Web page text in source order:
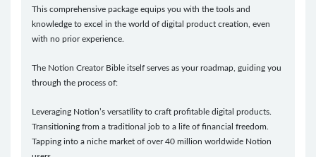
This comprehensive package equips you with the tools and
knowledge to excel in the world of digital product creation, even
with no prior experience.
The Notion Creator Bible itself serves as your roadmap, guiding you
through the process of:
Leveraging Notion’s versatility to craft profitable digital products.
Transitioning from a traditional job to a life of financial freedom.
Tapping into a niche market of over 40 million worldwide Notion